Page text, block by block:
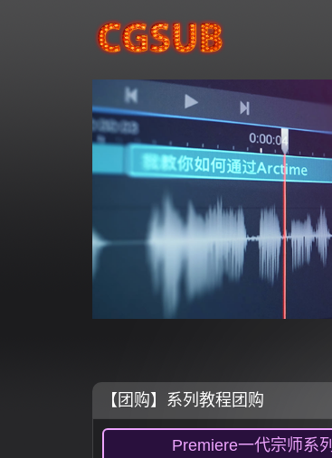
【团购】系列教程团购
Premiere一代宗师系列